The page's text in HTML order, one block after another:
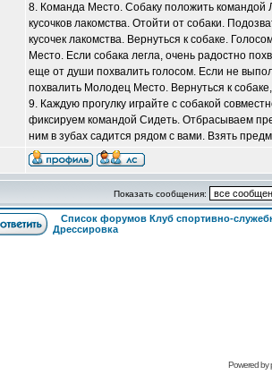
8. Команда Место. Собаку положить
кусочков лакомства. Отойти от собаки.
кусочек лакомства. Вернуться к собаке.
Место. Если собака легла, очень радостно
еще от души похвалить голосом. Если не
похвалить Молодец Место. Вернуться к
9. Каждую прогулку играйте с собакой
фиксируем командой Сидеть. Отбрасываем
ним в зубах садится рядом с вами. Взять
Показать сообщения:
Список форумов Клуб спортивно-
Дрессировка
Powered by